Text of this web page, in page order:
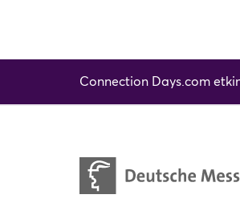
Connection Days.com